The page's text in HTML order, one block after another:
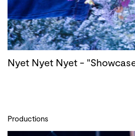
Nyet Nyet Nyet -
Productions